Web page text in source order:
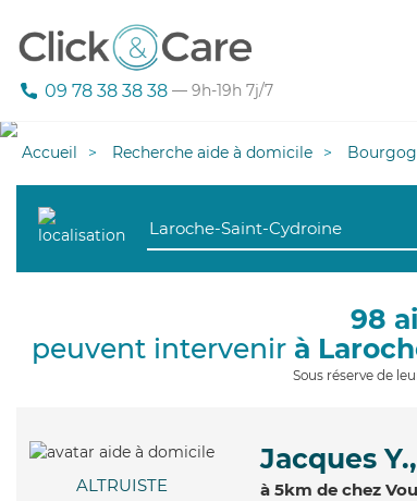
09 78 38 38 38 — 9h-19h 7j/7
Accueil Recherche aide à domicile
98
peuvent intervenir à
Sous réserve de
ALTRUISTE
Jacques Y.,
à 5km de chez